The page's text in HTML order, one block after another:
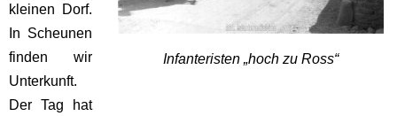
Infanteristen „hoch zu Ross“
kleinen Dorf.
In Scheunen
finden wir
Unterkunft.
Der Tag hat